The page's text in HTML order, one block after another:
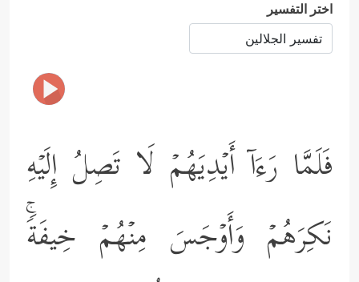
اختر التفسير
فَلَمَّا رَءَاۤ أَیۡدِیَهُمۡ لَا تَصِلُ إِلَیۡهِ
نَكِرَهُمۡ وَأَوۡجَسَ مِنۡهُمۡ خِیفَةࣰۚ